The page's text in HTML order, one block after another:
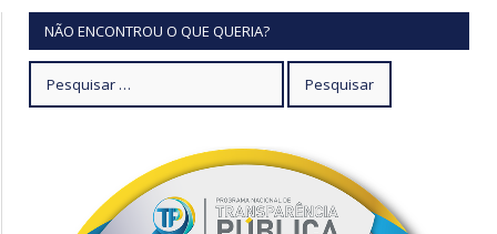
NÃO ENCONTROU O QUE QUERIA?